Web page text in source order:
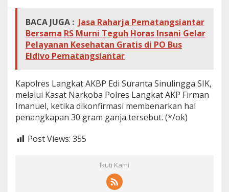
n
g
T
e
r
r
i
n
g
z
BACA JUGA : Jasa Raharja Pematangsiantar
Bersama RS Murni Teguh Horas Insani Gelar
Pelayanan Kesehatan Gratis di PO Bus
Eldivo Pematangsiantar
Kapolres Langkat AKBP Edi Suranta Sinulingga SIK,
melalui Kasat Narkoba Polres Langkat AKP Firman
Imanuel, ketika dikonfirmasi membenarkan hal
penangkapan 30 gram ganja tersebut. (*/ok)
Post Views: 355
Ikuti Kami